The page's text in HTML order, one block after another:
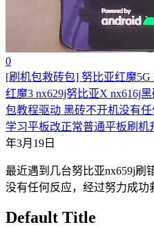
0
[刷机包救砖包] 努比亚红魔5G
红魔3 nx629j努比亚X nx616j
包教程驱动 黑砖不开机没有
学习平板改正常普通平板刷机
年3月19日
最近遇到几台努比亚nx659j刷
没有任何反应，经过努力成
Default Title